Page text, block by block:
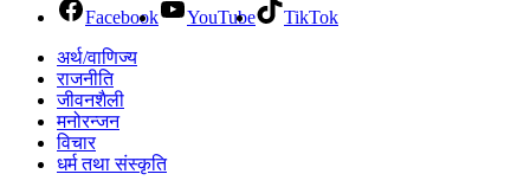
Facebook YouTube
TikTok
अर्थ/वाणिज्य
राजनीति
जीवनशैली
मनोरन्जन
विचार
धर्म तथा संस्कृति